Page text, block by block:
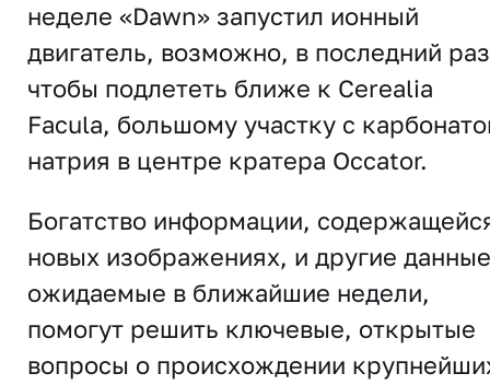
неделе «Dawn» запустил ионный
двигатель, возможно, в последний
чтобы подлететь ближе к Cerealia
Facula, большому участку с
натрия в центре кратера Occator.
Богатство информации,
новых изображениях, и другие
ожидаемые в ближайшие недели,
помогут решить ключевые, открытые
вопросы о происхождении